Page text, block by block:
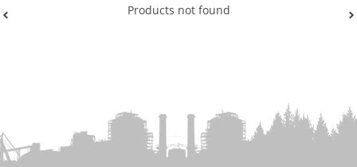
Products not found